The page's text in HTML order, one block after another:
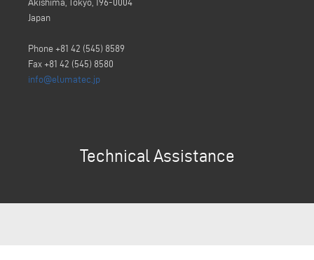
Akishima, Tokyo, 196-0004
Japan
Phone +81 42 (545) 8589
Fax +81 42 (545) 8580
info@elumatec.jp
Technical Assistance